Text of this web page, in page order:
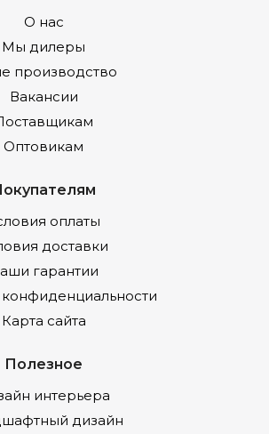
О нас
Мы дилеры
производство
Вакансии
Оптовикам
оплаты
доставки
гарантии
Карта сайта
Полезное
интерьера
дизайн